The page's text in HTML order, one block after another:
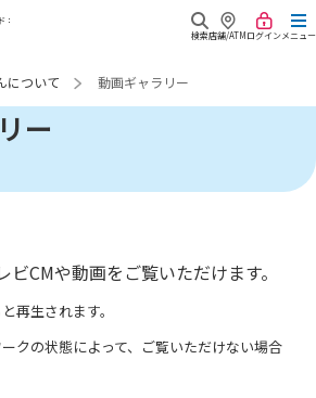
：
検索店舗/ATMログインメニュー
サービス
ービス
ローン申込み
るご質問
について 動画ギャラリー
ー
CMや動画をご覧いただけます。
再生されます。
クの状態によって、ご覧いただけない場合